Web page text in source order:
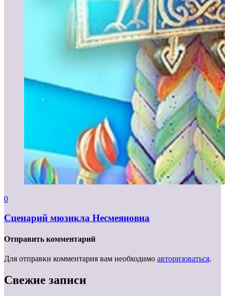
0
Сценарий мюзикла Несмеяновна
Отправить комментарий
Для отправки комментария вам необходимо авторизоваться.
Свежие записи